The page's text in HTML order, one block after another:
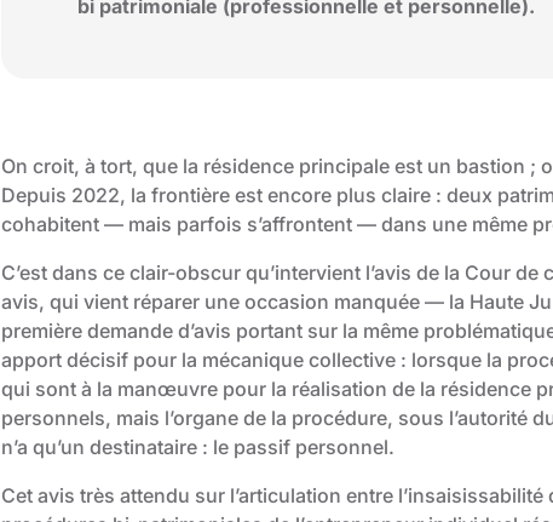
bi patrimoniale (professionnelle et personnelle).
On croit, à tort, que la résidence principale est un bastion ;
Depuis 2022, la frontière est encore plus claire : deux
cohabitent — mais parfois s’affrontent — dans une même
C’est dans ce clair-obscur qu’intervient l’avis de la Cour
avis, qui vient réparer une occasion manquée — la Haute
première demande d’avis portant sur la même
apport décisif pour la mécanique collective : lorsque la
qui sont à la manœuvre pour la réalisation de la résidence
personnels, mais l’organe de la procédure, sous l’autorité
n’a qu’un destinataire : le passif personnel.
Cet avis très attendu sur l’articulation entre